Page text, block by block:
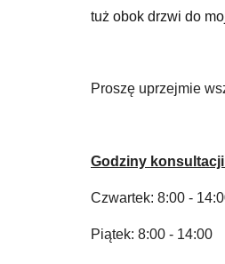
tuż obok drzwi do
Proszę uprzejmie
Godziny
Czwartek: 8:00 -
Piątek: 8:00 - 14:00